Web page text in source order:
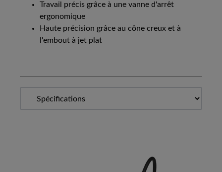
Travail précis grâce à une vanne d'arrêt
ergonomique
Haute précision grâce au cône creux et à
l'embout à jet plat